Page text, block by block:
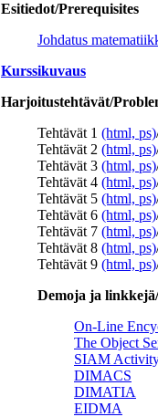
Esitiedot/Prerequisites
Johdatus
Kurssikuvaus
Harjoitustehtävät/
Tehtävät 1 (html, ps)
Tehtävät 2 (html, ps)
Tehtävät 3 (html, ps)
Tehtävät 4 (html, ps)
Tehtävät 5 (html, ps)
Tehtävät 6 (html, ps)
Tehtävät 7 (html, ps)
Tehtävät 8 (html, ps)
Tehtävät 9 (html, ps)
Demoja ja
On-Line
The Object
SIAM
DIMACS
DIMATIA
EIDMA